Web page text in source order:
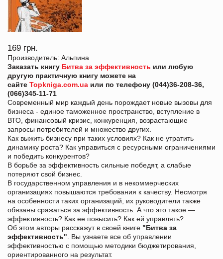
169 грн.
Производитель: Альпина
Заказать книгу Битва за эффективность или любую
другую практичную книгу можете на
сайте Topkniga.com.ua или по телефону (044)36-208-36,
(066)345-11-71
Современный мир каждый день порождает новые вызовы для
бизнеса - единое таможенное пространство, вступление в
ВТО, финансовый кризис, конкуренция, возрастающие
запросы потребителей и множество других.
Как выжить бизнесу при таких условиях? Как не утратить
динамику роста? Как управиться с ресурсными ограничениями
и победить конкурентов?
В борьбе за эффективность сильные победят, а слабые
потеряют свой бизнес.
В государственном управления и в некоммерческих
организациях повышаются требования к качеству. Несмотря
на особенности таких организаций, их руководители также
обязаны сражаться за эффективность. А что это такое —
эффективность? Как ее повысить? Как ей управлять?
Об этом авторы расскажут в своей книге "Битва за
эффективность" . Вы узнаете все об управлении
эффективностью с помощью методики бюджетирования,
ориентированного на результат.